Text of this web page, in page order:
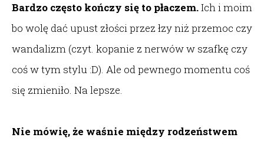
Bardzo często kończy się to płaczem.Ich i moim
bo wolę dać upust złości przez łzy niż przemoc czy
wandalizm (czyt. kopanie z nerwów w szafkę czy
coś w tym stylu :D). Ale od pewnego momentu coś
się zmieniło. Na lepsze.
Nie mówię, że waśnie między rodzeństwem